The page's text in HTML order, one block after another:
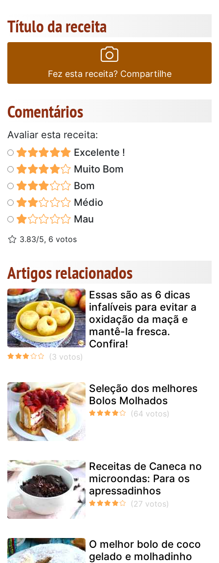
Título da receita
Fez esta receita? Compartilhe
Comentários
Avaliar esta receita:
Excelente !
Muito Bom
Bom
Médio
Mau
3.83/5, 6 votos
Artigos relacionados
Essas são as 6 dicas
infalíveis para evitar a
oxidação da maçã e
mantê-la fresca.
Confira!
Seleção dos melhores
Bolos Molhados
Receitas de Caneca no
microondas: Para os
apressadinhos
O melhor bolo de coco
gelado e molhadinho